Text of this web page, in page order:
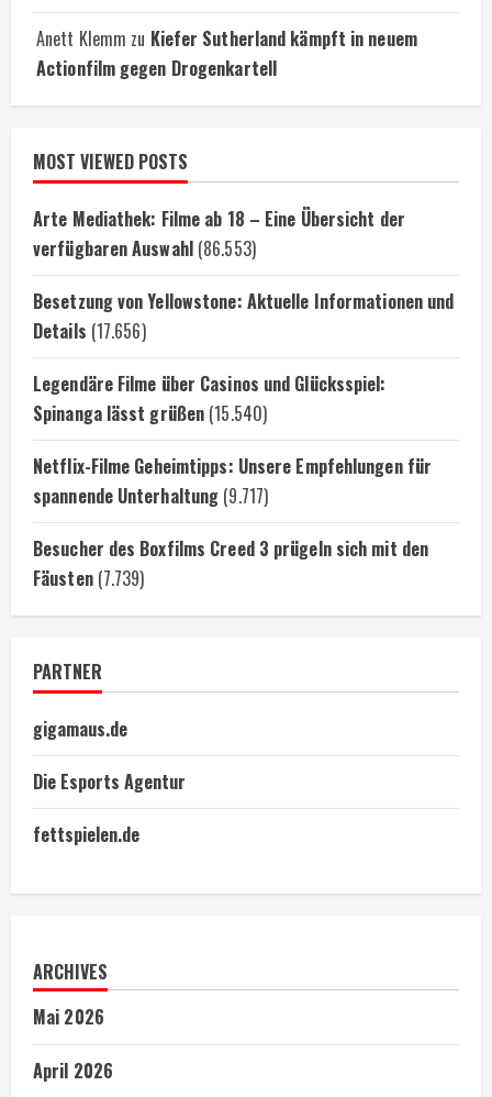
Anett Klemm zu Kiefer Sutherland kämpft in neuem
Actionfilm gegen Drogenkartell
MOST VIEWED POSTS
Arte Mediathek: Filme ab 18 – Eine Übersicht der
verfügbaren Auswahl (86.553)
Besetzung von Yellowstone: Aktuelle Informationen und
Details (17.656)
Legendäre Filme über Casinos und Glücksspiel:
Spinanga lässt grüßen (15.540)
Netflix-Filme Geheimtipps: Unsere Empfehlungen für
spannende Unterhaltung (9.717)
Besucher des Boxfilms Creed 3 prügeln sich mit den
Fäusten (7.739)
PARTNER
gigamaus.de
Die Esports Agentur
fettspielen.de
ARCHIVES
Mai 2026
April 2026